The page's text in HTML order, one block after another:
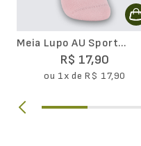
Meia Lupo AU Sport
R$ 17,90
ou 1x deR$ 17,90